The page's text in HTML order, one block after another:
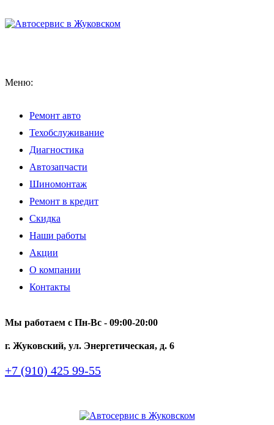
Меню:
Ремонт авто
Техобслуживание
Диагностика
Автозапчасти
Шиномонтаж
Ремонт в кредит
Скидка
Наши работы
Акции
О компании
Контакты
Мы работаем с Пн-Вc - 09:00-20:00
г. Жуковский, ул. Энергетическая, д. 6
+7 (910) 425 99-55